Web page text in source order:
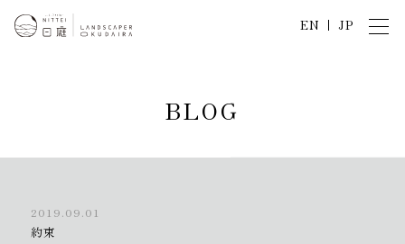
EN JP
BLOG
2019.09.01
約束